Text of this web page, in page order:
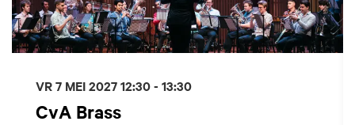
CvA Brass
VR 7 MEI 202712:30 - 13:30